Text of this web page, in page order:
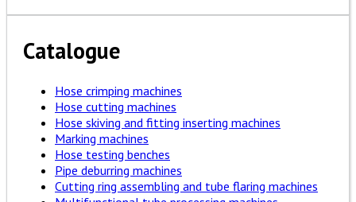
Catalogue
Hose crimping machines
Hose cutting machines
Hose skiving and fitting inserting machines
Marking machines
Hose testing benches
Pipe deburring machines
Cutting ring assembling and tube flaring machines